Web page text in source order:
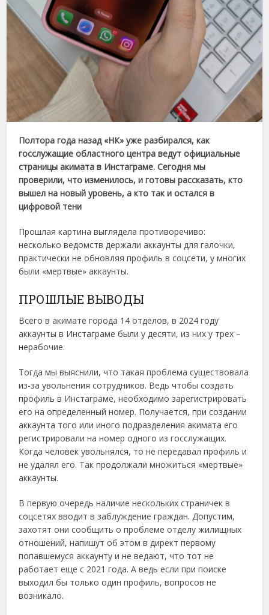
Полтора года назад «НК» уже разбирался, как
госслужащие областного центра ведут официальные
страницы акимата в Инстаграме. Сегодня мы
проверили, что изменилось, и готовы рассказать, кто
вышел на новый уровень, а кто так и остался в
цифровой тени
Прошлая картина выглядела противоречиво:
несколько ведомств держали аккаунты для галочки,
практически не обновляя профиль в соцсети, у многих
были «мертвые» аккаунты.
ПРОШЛЫЕ ВЫВОДЫ
Всего в акимате города 14 отделов, в 2024 году
аккаунты в Инстаграме были у десяти, из них у трех –
нерабочие.
Тогда мы выяснили, что такая проблема существовала
из-за увольнения сотрудников. Ведь чтобы создать
профиль в Инстаграме, необходимо зарегистрировать
его на определенный номер. Получается, при создании
аккаунта того или иного подразделения акимата его
регистрировали на номер одного из госслужащих.
Когда человек увольнялся, то не передавал профиль и
не удалял его. Так продолжали множиться «мертвые»
аккаунты.
В первую очередь наличие нескольких страничек в
соцсетях вводит в заблуждение граждан. Допустим,
захотят они сообщить о проблеме отделу жилищных
отношений, напишут об этом в директ первому
попавшемуся аккаунту и не ведают, что тот не
работает еще с 2021 года. А ведь если при поиске
выходил бы только один профиль, вопросов не
возникало.